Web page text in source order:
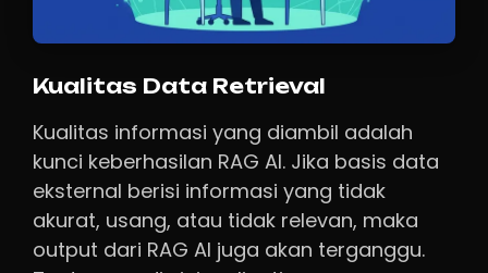
Kualitas Data Retrieval
Kualitas informasi yang diambil adalah
kunci keberhasilan RAG AI. Jika basis data
eksternal berisi informasi yang tidak
akurat, usang, atau tidak relevan, maka
output dari RAG AI juga akan terganggu.